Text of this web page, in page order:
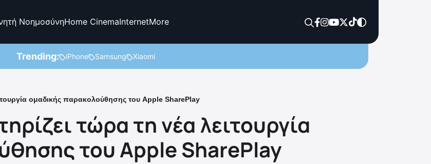
ΝοημοσύνηHome CinemaInternetMore
Trending: iPhone Samsung Xiaomi
ομαδικής παρακολούθησης του Apple SharePlay
τώρα τη νέα λειτουργία
του Apple SharePlay